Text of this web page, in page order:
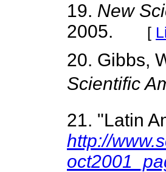
19. New
2005. [
20. Gibbs,
Scientific
21. "Latin
http://